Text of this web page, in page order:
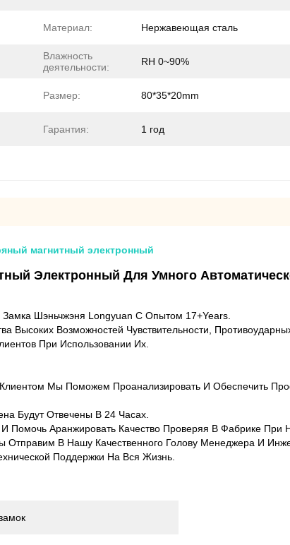
Материал: Нержавеющая сталь
Влажность
деятельности:
RH 0~90%
Размер: 80*35*20mm
Гарантия: 1 год
магнитный электронный
Электронный Для Умного
Замка Шэньчжэня Longyuan С Опытом 17+years.
Высоких Возможностей Чувствительности,
При Использовании Их.
Мы Поможем Проанализировать И Обеспечить
Будут Отвечены В 24 Часах.
Аранжировать Качество Проверяя В Фабрике При
Отправим В Нашу Качественного Голову Менеджера И
Поддержки На Вся Жизнь.